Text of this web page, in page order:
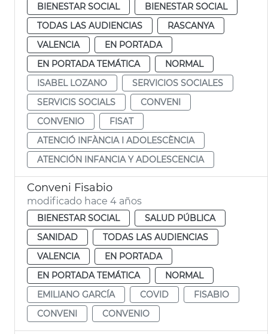
BIENESTAR SOCIAL
BIENESTAR SOCIAL
TODAS LAS AUDIENCIAS
RASCANYA
VALENCIA
EN PORTADA
EN PORTADA TEMÁTICA
NORMAL
ISABEL LOZANO
SERVICIOS SOCIALES
SERVICIS SOCIALS
CONVENI
CONVENIO
FISAT
ATENCIÓ INFÀNCIA I ADOLESCÈNCIA
ATENCIÓN INFANCIA Y ADOLESCENCIA
Conveni Fisabio
modificado hace 4 años
BIENESTAR SOCIAL
SALUD PÚBLICA
SANIDAD
TODAS LAS AUDIENCIAS
VALENCIA
EN PORTADA
EN PORTADA TEMÁTICA
NORMAL
EMILIANO GARCÍA
COVID
FISABIO
CONVENI
CONVENIO